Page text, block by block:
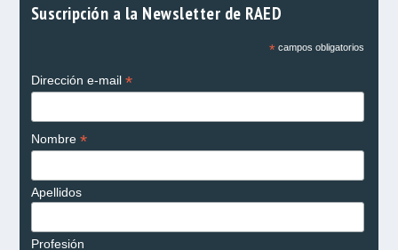
Suscripción a la Newsletter de RAED
*campos obligatorios
Dirección e-mail *
Nombre *
Apellidos
Profesión